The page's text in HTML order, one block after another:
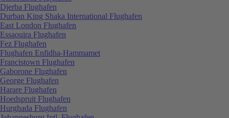
Djerba Flughafen
Durban King Shaka International Flughafen
East London Flughafen
Essaouira Flughafen
Fez Flughafen
Flughafen Enfidha-Hammamet
Francistown Flughafen
Gaborone Flughafen
George Flughafen
Harare Flughafen
Hoedspruit Flughafen
Hurghada Flughafen